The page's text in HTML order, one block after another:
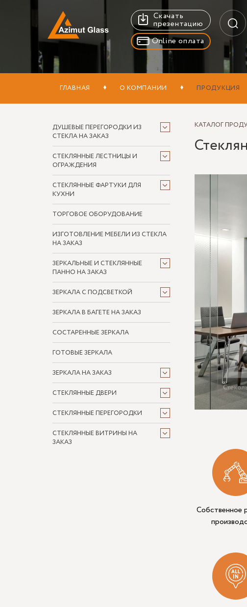
Скачать
презентацию
Online оплата
ГЛАВНАЯ О КОМПАНИИ ПРОДУКЦИЯ
ДУШЕВЫЕ ПЕРЕГОРОДКИ ИЗ
СТЕКЛА НА ЗАКАЗ
СТЕКЛЯННЫЕ ЛЕСТНИЦЫ И
ОГРАЖДЕНИЯ
СТЕКЛЯННЫЕ ФАРТУКИ ДЛЯ
КУХНИ
ТОРГОВОЕ ОБОРУДОВАНИЕ
ИЗГОТОВЛЕНИЕ МЕБЕЛИ ИЗ СТЕКЛА
НА ЗАКАЗ
ЗЕРКАЛЬНЫЕ И СТЕКЛЯННЫЕ
ПАННО НА ЗАКАЗ
ЗЕРКАЛА С ПОДСВЕТКОЙ
ЗЕРКАЛА В БАГЕТЕ НА ЗАКАЗ
СОСТАРЕННЫЕ ЗЕРКАЛА
ГОТОВЫЕ ЗЕРКАЛА
ЗЕРКАЛА НА ЗАКАЗ
СТЕКЛЯННЫЕ ДВЕРИ
СТЕКЛЯННЫЕ ПЕРЕГОРОДКИ
СТЕКЛЯННЫЕ ВИТРИНЫ НА
ЗАКАЗ
КАТАЛОГ
Собственное